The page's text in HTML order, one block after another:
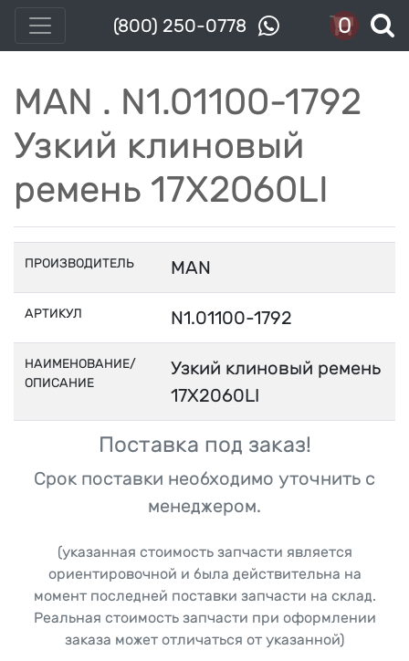
(800) 250-0778 0
MAN . N1.01100-1792
Узкий клиновый
ремень 17X2060LI
ПРОИЗВОДИТЕЛЬ MAN
АРТИКУЛ N1.01100-1792
НАИМЕНОВАНИЕ/
ОПИСАНИЕ
Узкий клиновый ремень
17X2060LI
Поставка под заказ!
Срок поставки необходимо уточнить с
менеджером.
(указанная стоимость запчасти является
ориентировочной и была действительна на
момент последней поставки запчасти на склад.
Реальная стоимость запчасти при оформлении
заказа может отличаться от указанной)